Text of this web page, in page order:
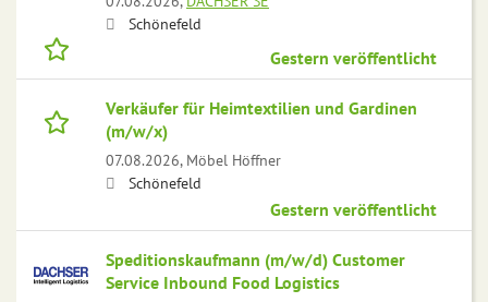
Schönefeld
Gestern veröffentlicht
Verkäufer für Heimtextilien und Gardinen
(m/w/x)
07.08.2026, Möbel Höffner
Schönefeld
Gestern veröffentlicht
Speditionskaufmann (m/w/d) Customer
Service Inbound Food Logistics